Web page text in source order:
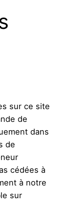
sur ce site
de
dans
de
cédées à
à notre
sur